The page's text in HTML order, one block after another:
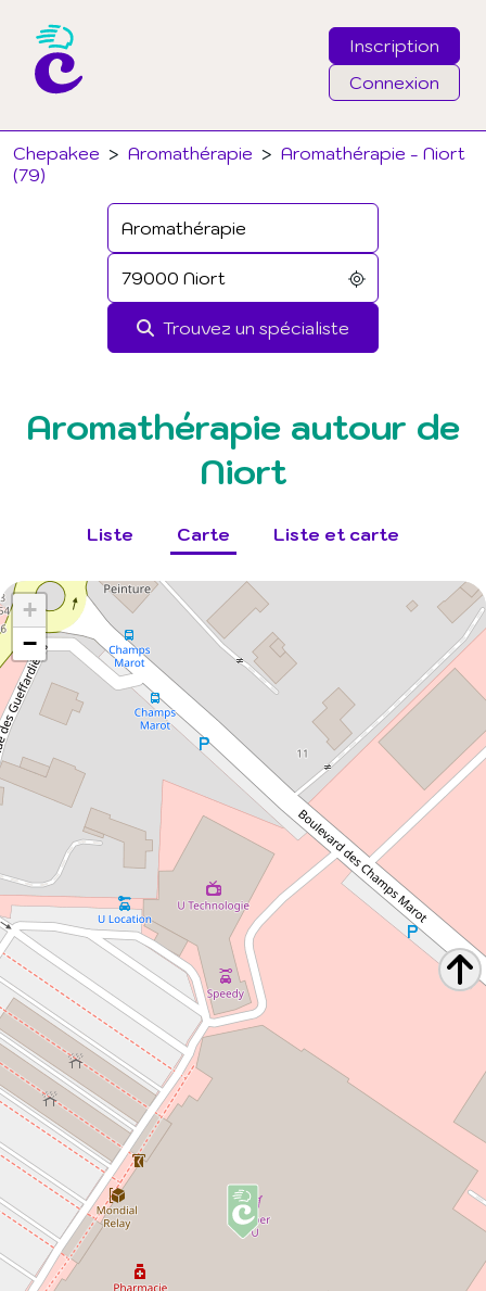
Inscription
Connexion
Chepakee > Aromathérapie > Aromathérapie - Niort
(79)
Trouvez un spécialiste
Email
Mot de passe
J'ai oublié mon mot de passe
Connexion
Aromathérapie autour de
Niort
Liste Carte Liste et carte
+
−